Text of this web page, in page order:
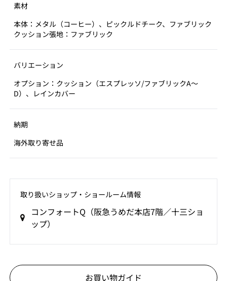
素材
本体：メタル（コーヒー）、ピックルドチーク、ファブリック
クッション張地：ファブリック
バリエーション
オプション：クッション（エスプレッソ/ファブリックA～
D）、レインカバー
納期
海外取り寄せ品
取り扱いショップ‧ショールーム情報
コンフォートQ（阪急うめだ本店7階／十三ショ
ップ）
お買い物ガイド